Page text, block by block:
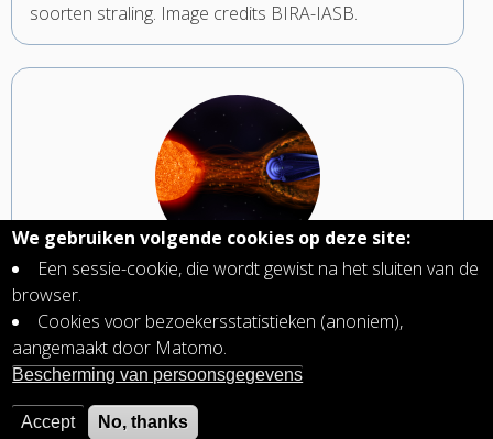
soorten straling. Image credits BIRA-IASB.
Zonnewind, een stroom geladen deeltjes die
ontsnappen uit de Zon
De zonnewind is een plasma, een stroom geladen
deeltjes (ionen en elektronen) die voortdurend
ontsnappen uit de Zon naar de interplanetaire
ruimte.
We gebruiken volgende cookies op deze site:
Een sessie-cookie, die wordt gewist na het sluiten van de
browser.
Cookies voor bezoekersstatistieken (anoniem),
aangemaakt door Matomo.
Bescherming van persoonsgegevens
Accept No, thanks